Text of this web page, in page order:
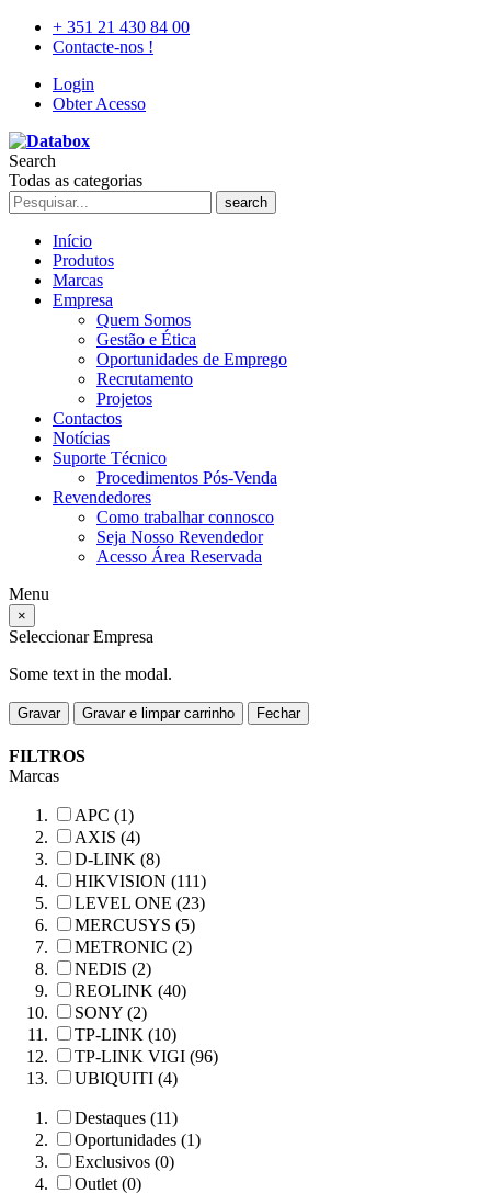
+ 351 21 430 84 00
Contacte-nos !
Login
Obter Acesso
Search
Todas as categorias
search
Início
Produtos
Marcas
Empresa
Quem Somos
Gestão e Ética
Oportunidades de Emprego
Recrutamento
Projetos
Contactos
Notícias
Suporte Técnico
Procedimentos Pós-Venda
Revendedores
Como trabalhar connosco
Seja Nosso Revendedor
Acesso Área Reservada
Menu
×
Seleccionar Empresa
Some text in the modal.
Gravar Gravar e limpar carrinho Fechar
FILTROS
Marcas
APC (1)
AXIS (4)
D-LINK (8)
HIKVISION (111)
LEVEL ONE (23)
MERCUSYS (5)
METRONIC (2)
NEDIS (2)
REOLINK (40)
SONY (2)
TP-LINK (10)
TP-LINK VIGI (96)
UBIQUITI (4)
Destaques (11)
Oportunidades (1)
Exclusivos (0)
Outlet (0)